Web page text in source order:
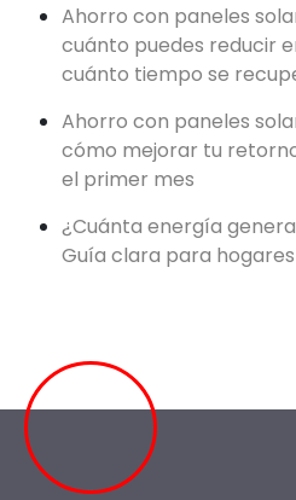
Ahorro con paneles
cuánto puedes reducir
cuánto tiempo se
Ahorro con paneles
cómo mejorar tu
el primer mes
¿Cuánta energía
Guía clara para